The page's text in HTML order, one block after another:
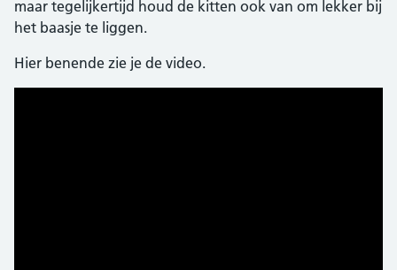
maar tegelijkertijd houd de kitten ook van om lekker bij
het baasje te liggen.
Hier benende zie je de video.